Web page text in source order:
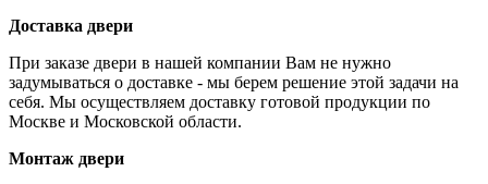
Доставка двери
При заказе двери в нашей компании Вам не нужно
задумываться о доставке - мы берем решение этой задачи на
себя. Мы осуществляем доставку готовой продукции по
Москве и Московской области.
Монтаж двери